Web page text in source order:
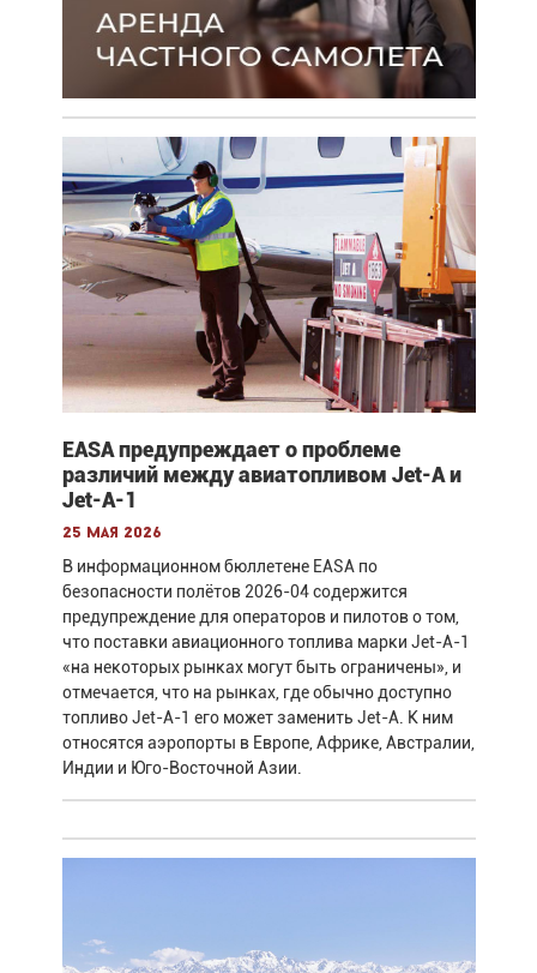
EASA предупреждает о проблеме
различий между авиатопливом Jet-A и
Jet-A-1
25 мая 2026
В информационном бюллетене EASA по
безопасности полётов 2026-04 содержится
предупреждение для операторов и пилотов о том,
что поставки авиационного топлива марки Jet-A-1
«на некоторых рынках могут быть ограничены», и
отмечается, что на рынках, где обычно доступно
топливо Jet-A-1 его может заменить Jet-A. К ним
относятся аэропорты в Европе, Африке, Австралии,
Индии и Юго-Восточной Азии.